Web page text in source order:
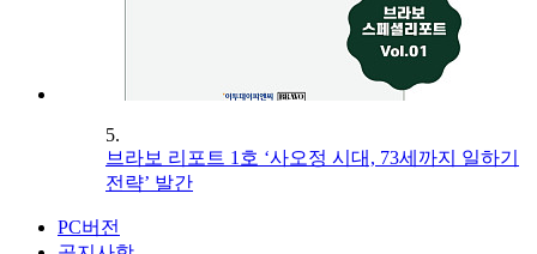
5.
브라보 리포트 1호 ‘사오정 시대, 73세까지 일하기
전략’ 발간
PC버전